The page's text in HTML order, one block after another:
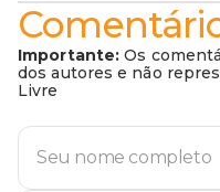
Importante: Os
dos autores e não
Livre